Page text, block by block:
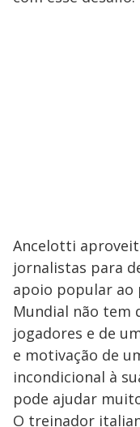
Ancelotti
jornalistas para
apoio popular ao
Mundial não tem
jogadores e de
e motivação de
incondicional à
pode ajudar
O treinador